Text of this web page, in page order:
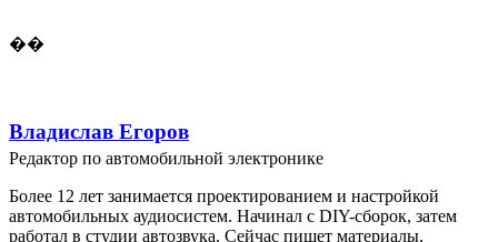
��
Владислав Егоров
Редактор по автомобильной электронике
Более 12 лет занимается проектированием и настройкой
автомобильных аудиосистем. Начинал с DIY-сборок, затем
работал в студии автозвука. Сейчас пишет материалы,